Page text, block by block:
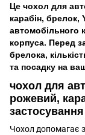
Це чохол для
карабін, брелок,
автомобільного
корпуса. Перед
брелока,
та посадку на
чохол для
рожевий,
застосування
Чохол допомагає